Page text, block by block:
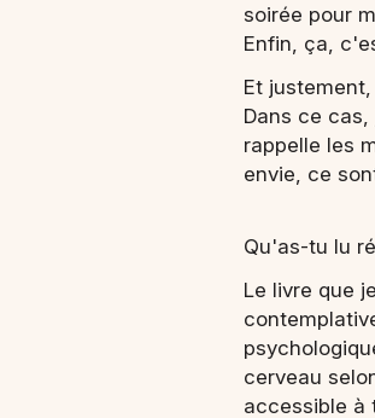
soirée pour
Enfin, ça,
Et
Dans ce cas,
rappelle les
envie, ce
Qu'as-tu lu
Le livre que
cerveau
accessible à